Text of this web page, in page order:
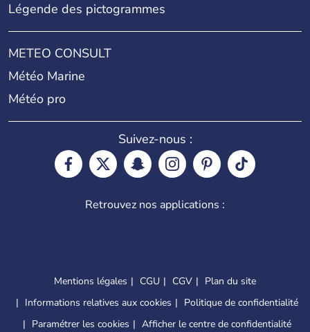
Légende des pictogrammes
METEO CONSULT
Météo Marine
Météo pro
Suivez-nous :
Retrouvez nos applications :
Mentions légales CGU CGV
Plan du site
Informations relatives aux cookies
Politique de confidentialité
Paramétrer les cookies
Afficher le centre de confidentialité